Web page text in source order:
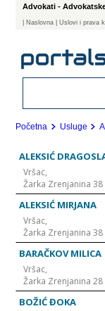
Advokati -
Naslovna | Uslovi i prava
Početna Usluge
ALEKSIĆ
Vršac,
Žarka Zrenjanina 38
ALEKSIĆ MIRJANA
Vršac,
Žarka Zrenjanina 38
BARAČKOV MILICA
Vršac,
Žarka Zrenjanina 28
BOŽIĆ ĐOKA